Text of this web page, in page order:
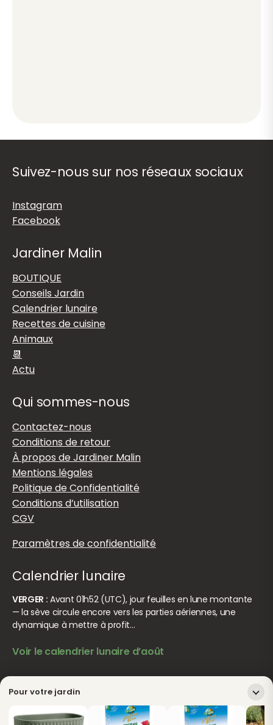
Pour votre jardin
Suivez-nous sur nos réseaux sociaux
Instagram
Facebook
Jardiner Malin
BOUTIQUE
Conseils Jardin
Calendrier lunaire
Recettes de cuisine
Animaux
📆
Actu
Qui sommes-nous
Contactez-nous
Conditions de retour
À propos de Jardiner Malin
Mentions légales
Politique de Confidentialité
Conditions d’utilisation
CGV
Paramètres de confidentialité
Calendrier lunaire
VERGER : Avant 01h52 (UTC), jour feuilles en lune montante
— la sève circule encore vers les parties aériennes, une
dynamique à mettre à profit…
Voir le calendrier lunaire d’août
© Jardiner Malin. Tous droits réservés.